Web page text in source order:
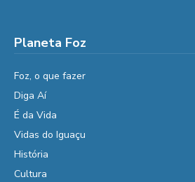
Planeta Foz
Foz, o que fazer
Diga Aí
É da Vida
Vidas do Iguaçu
História
Cultura